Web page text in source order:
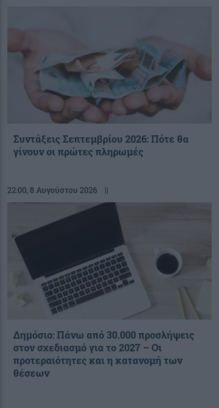
Συντάξεις Σεπτεμβρίου 2026: Πότε θα
γίνουν οι πρώτες πληρωμές
22:00, 8 Αυγούστου 2026 ||
Δημόσιο: Πάνω από 30.000 προσλήψεις
στον σχεδιασμό για το 2027 – Οι
προτεραιότητες και η κατανομή των
θέσεων